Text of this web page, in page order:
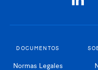
DOCUMENTOS
Normas Legales